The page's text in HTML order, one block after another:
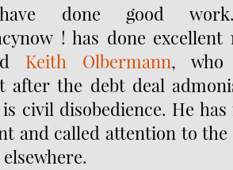
done good
! has done
Keith Olbermann, who
after the debt deal
civil disobedience. He
and called attention to